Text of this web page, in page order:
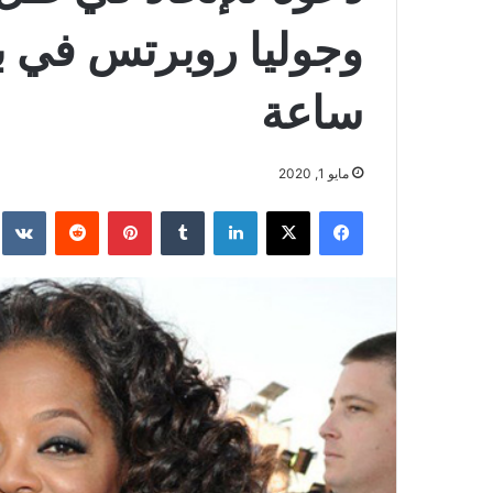
ساعة
مايو 1, 2020
فيسبوك ‫X لينكدإن بينتيريست